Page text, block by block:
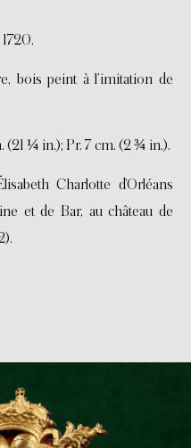
bois peint à l’imitation de
(21 ¼ in.); Pr. 7 cm. (2 ¾ in.).
Charlotte d’Orléans
et de Bar, au château de